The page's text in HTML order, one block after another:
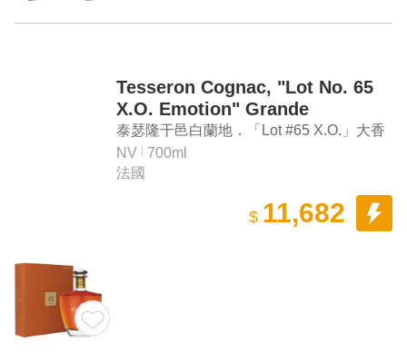
Tesseron Cognac, "Lot No. 65
X.O. Emotion" Grande
Champagne Cognac
泰瑟隆干邑白蘭地．「Lot #65 X.O.」大香
檳區 干邑白蘭地
NV
700ml
法國
$ 11,682